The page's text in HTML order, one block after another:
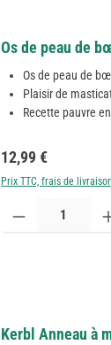
Os de peau de
Os de peau de
Plaisir de
Recette pauvre
Prix régulier :
12,99 €
Prix TTC, frais de
Quantité de produit :
Kerbl Anneau à